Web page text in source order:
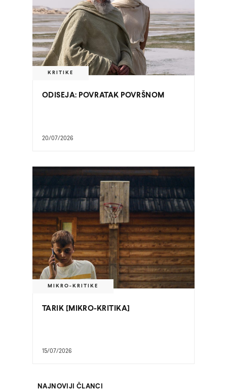
KRITIKE
ODISEJA: POVRATAK POVRŠNOM
20/07/2026
MIKRO-KRITIKE
TARIK [MIKRO-KRITIKA]
15/07/2026
NAJNOVIJI ČLANCI